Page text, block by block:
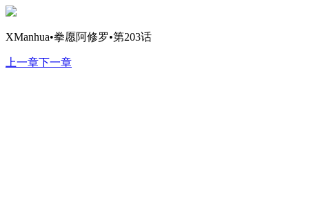
XManhua•拳愿阿修罗•第203话
上一章下一章